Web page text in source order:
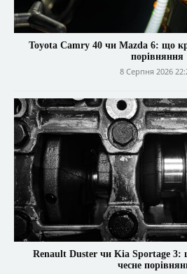
Toyota Camry 40 чи Mazda 6: що
порівняння
8 Серпня 2026
Renault Duster чи Kia Sportage 3:
чесне